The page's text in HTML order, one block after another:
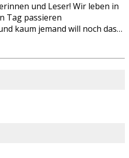
und Leser! Wir leben in
Tag passieren
kaum jemand will noch das…